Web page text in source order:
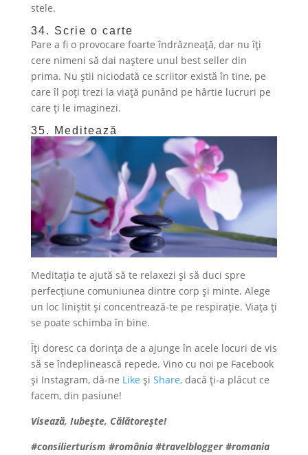
stele.
34. Scrie o carte
Pare a fi o provocare foarte îndrăzneață, dar nu îți
cere nimeni să dai naștere unul best seller din
prima. Nu știi niciodată ce scriitor există în tine, pe
care îl poți trezi la viață punând pe hârtie lucruri pe
care ți le imaginezi.
35. Meditează
Meditația te ajută să te relaxezi și să duci spre
perfecțiune comuniunea dintre corp și minte. Alege
un loc liniștit și concentrează-te pe respirație. Viața ți
se poate schimba în bine.
Îți doresc ca dorința de a ajunge în acele locuri de vis
să se îndeplinească repede. Vino cu noi pe Facebook
și Instagram, dă-ne Like și Share,dacă ți-a plăcut ce
facem, din pasiune!
Visează, Iubește, Călătorește!
#consilierturism #românia #travelblogger #romania